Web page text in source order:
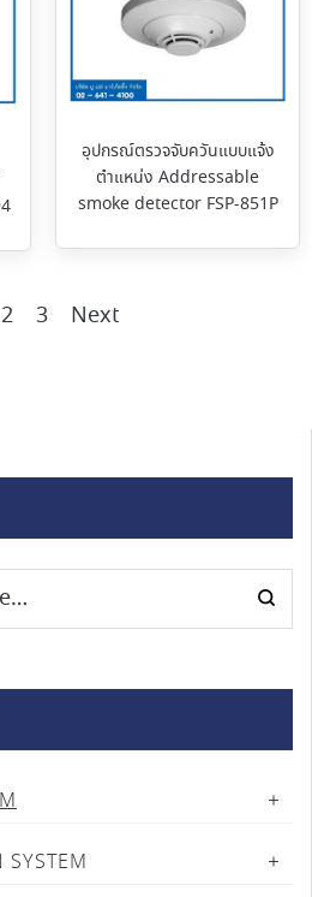
อุปกรณ์ตรวจจับควันแบบแจ้ง
ตำแหน่ง Addressable
smoke detector FSP-851P
2 3 Next
SYSTEM